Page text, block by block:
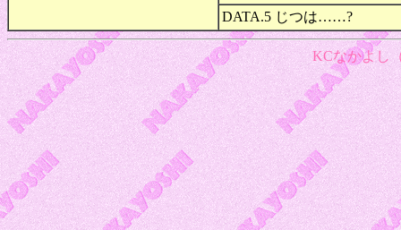
DATA.5 じつは……?
KCなかよし